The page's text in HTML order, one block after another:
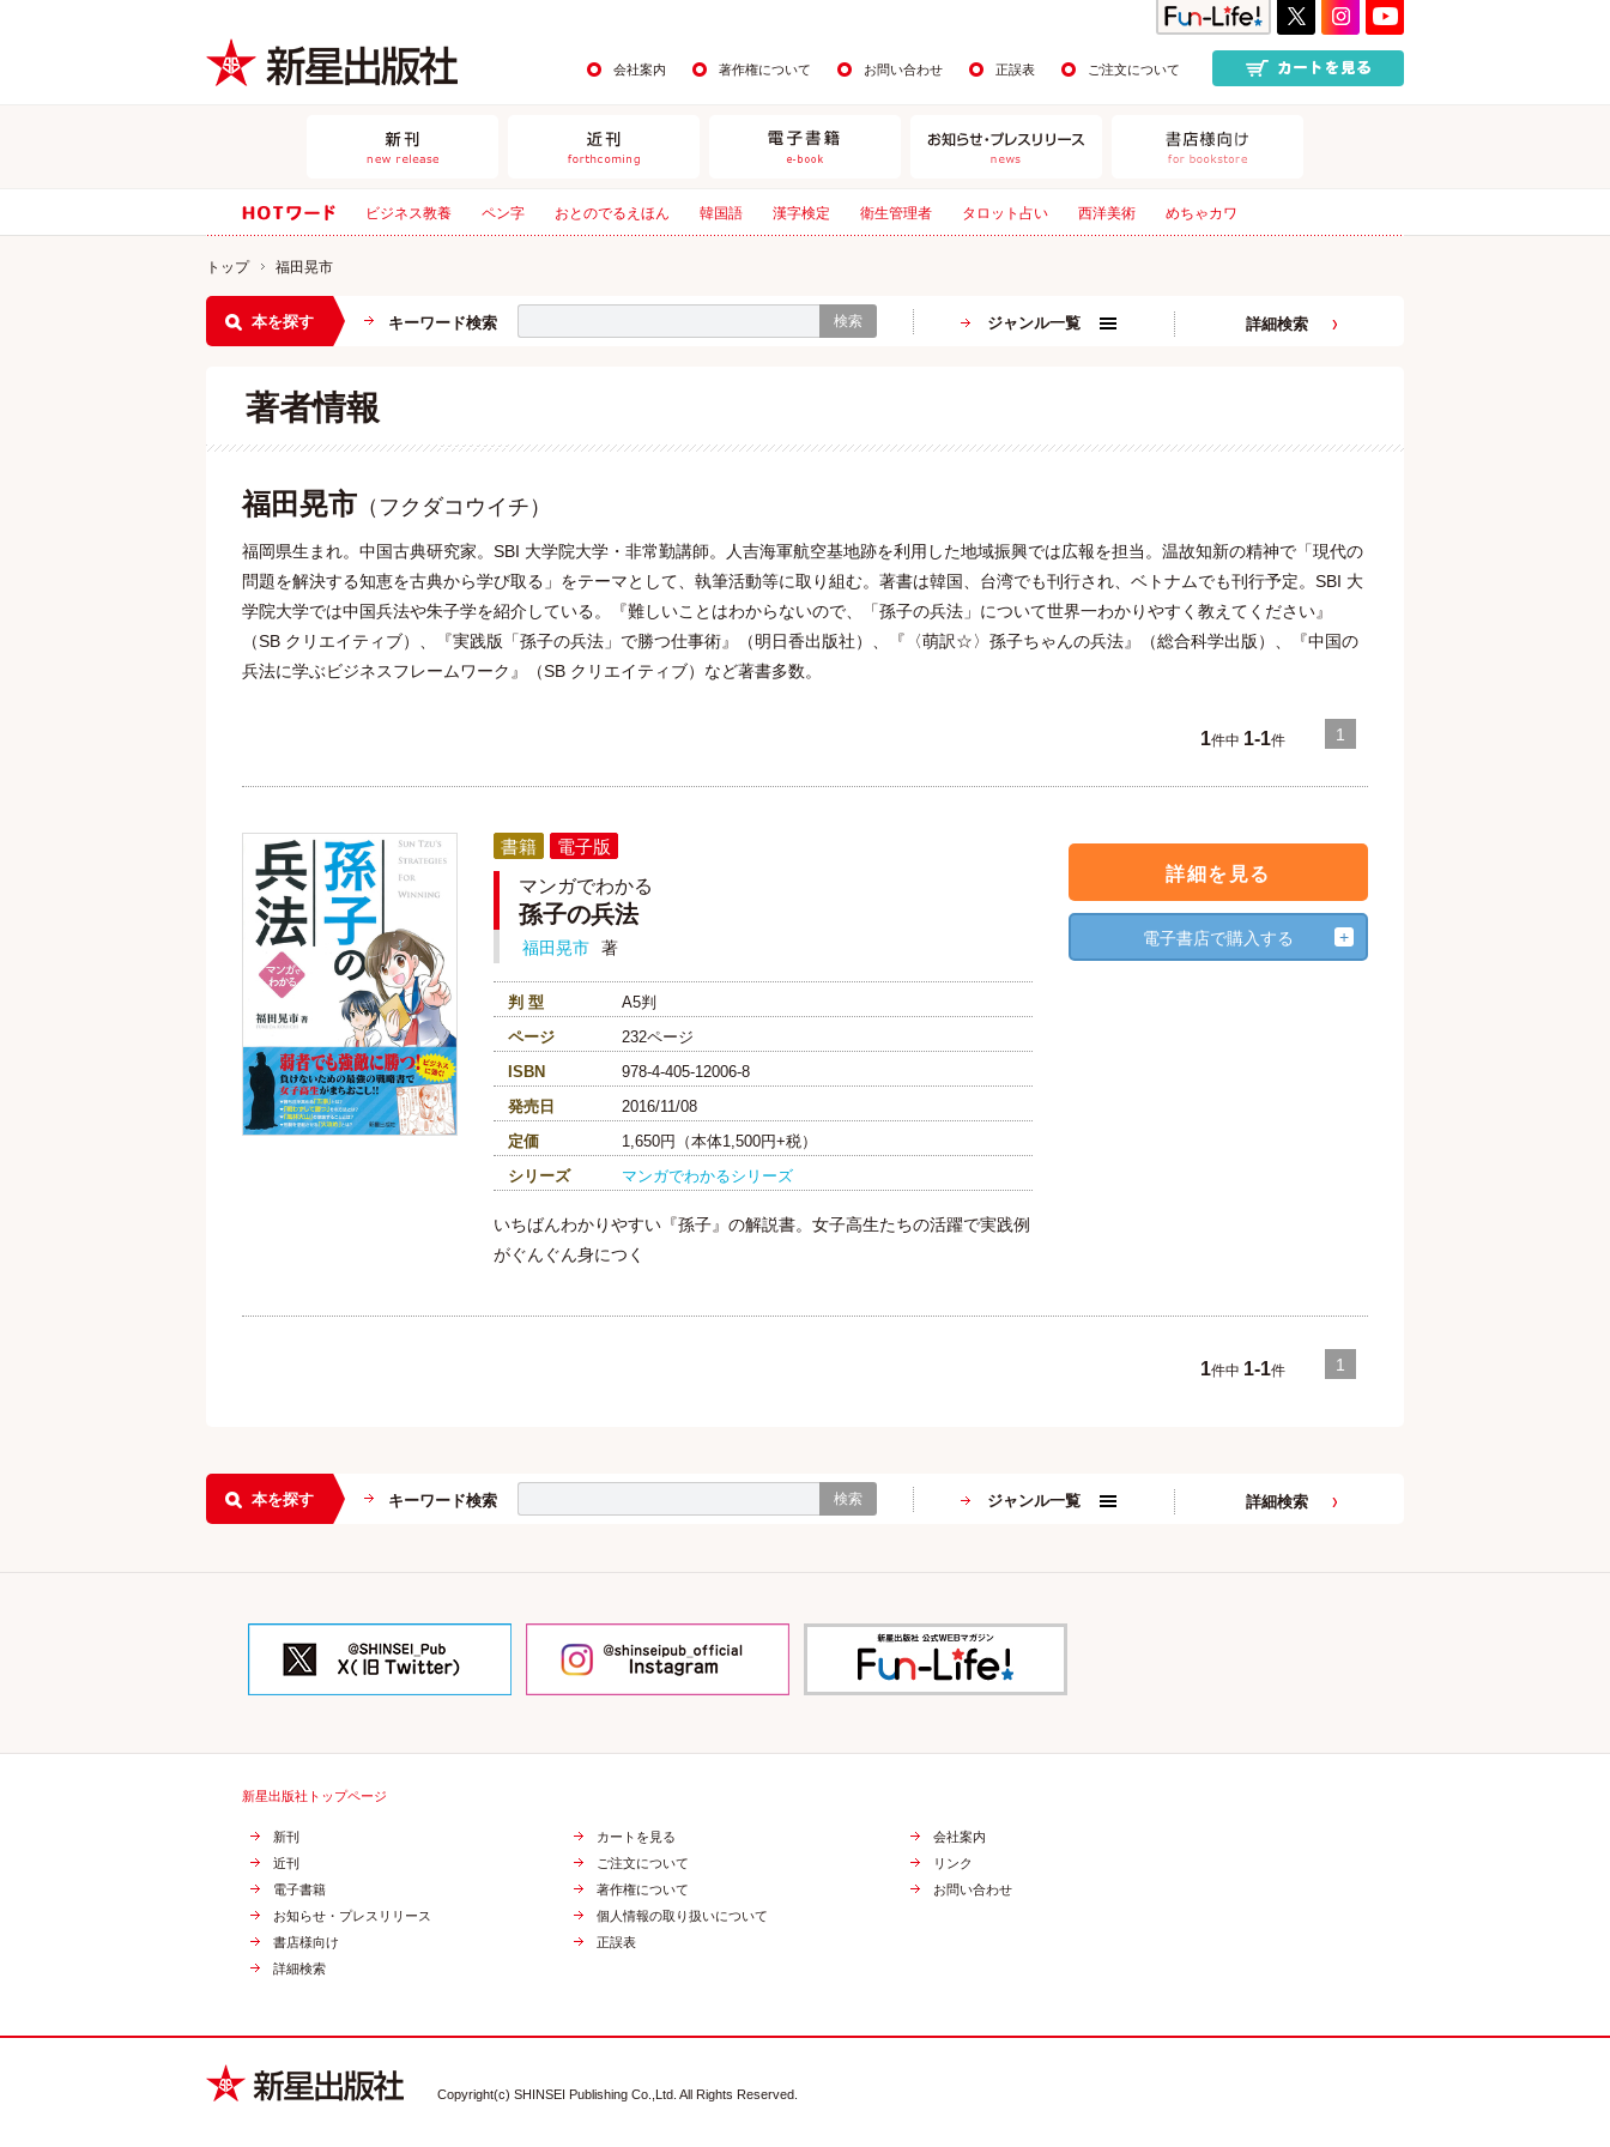
会社案内 著作権について お問い合わせ 正誤表 ご注文について
ビジネス教養 ペン字 おとのでるえほん 韓国語 漢字検定 衛生管理者 タロット占い 西洋美術 めちゃカワ
トップ 福田晃市
本を探す キーワード検索 検索 ジャンル一覧 詳細検索
著者情報
福田晃市 （フクダコウイチ）
福岡県生まれ。中国古典研究家。SBI 大学院大学・非常勤講師。人吉海軍航空基地跡を利用した地域振興では広報を担当。温故知新の精神で「現代の
問題を解決する知恵を古典から学び取る」をテーマとして、執筆活動等に取り組む。著書は韓国、台湾でも刊行され、ベトナムでも刊行予定。SBI 大
学院大学では中国兵法や朱子学を紹介している。『難しいことはわからないので、「孫子の兵法」について世界一わかりやすく教えてください』
（SB クリエイティブ）、『実践版「孫子の兵法」で勝つ仕事術』（明日香出版社）、『〈萌訳☆〉孫子ちゃんの兵法』（総合科学出版）、『中国の
兵法に学ぶビジネスフレームワーク』（SB クリエイティブ）など著書多数。
1件中 1-1件 1
書籍
電子版
マンガでわかる
孫子の兵法
福田晃市 著
判 型
A5判
ページ
232ページ
ISBN
978-4-405-12006-8
発売日
2016/11/08
定価
1,650円（本体1,500円+税）
シリーズ
マンガでわかるシリーズ
いちばんわかりやすい『孫子』の解説書。女子高生たちの活躍で実践例
がぐんぐん身につく
詳細を見る
電子書店で購入する
1件中 1-1件 1
本を探す キーワード検索 検索 ジャンル一覧 詳細検索
新星出版社トップページ
新刊
近刊
電子書籍
お知らせ・プレスリリース
書店様向け
詳細検索
カートを見る
ご注文について
著作権について
個人情報の取り扱いについて
正誤表
会社案内
リンク
お問い合わせ
Copyright(c) SHINSEI Publishing Co.,Ltd. All Rights Reserved.